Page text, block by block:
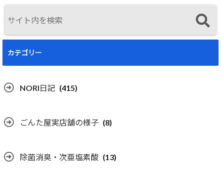
カテゴリー
NORI日記 (415)
ごんた屋実店舗の様子 (8)
除菌消臭・次亜塩素酸 (13)